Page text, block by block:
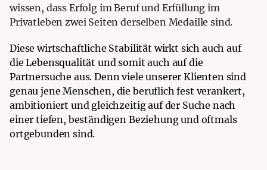
wissen, dass Erfolg im Beruf und Erfüllung im
Privatleben zwei Seiten derselben Medaille sind.
Diese wirtschaftliche Stabilität wirkt sich auch auf
die Lebensqualität und somit auch auf die
Partnersuche aus. Denn viele unserer Klienten sind
genau jene Menschen, die beruflich fest verankert,
ambitioniert und gleichzeitig auf der Suche nach
einer tiefen, beständigen Beziehung und oftmals
ortgebunden sind.